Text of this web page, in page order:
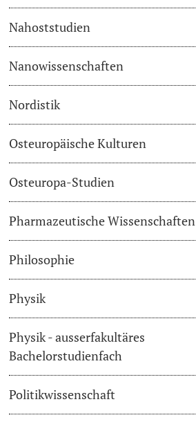
Lernbörse
Nahoststudien
Nanowissenschaften
Nordistik
Osteuropäische Kulturen
Osteuropa-Studien
Pharmazeutische Wissenschaften
Philosophie
Physik
Physik - ausserfakultäres
Bachelorstudienfach
Politikwissenschaft